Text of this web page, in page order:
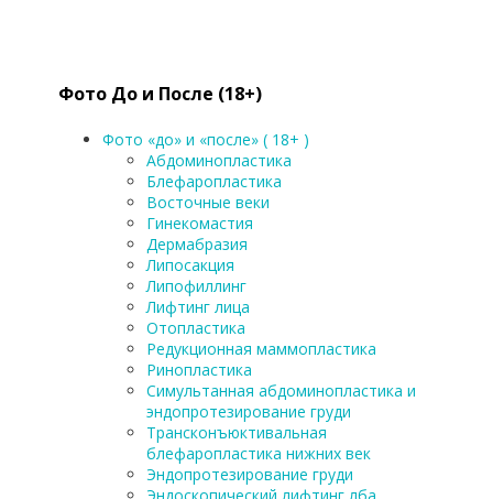
Фото До и После (18+)
Фото «до» и «после» ( 18+ )
Абдоминопластика
Блефаропластика
Восточные веки
Гинекомастия
Дермабразия
Липосакция
Липофиллинг
Лифтинг лица
Отопластика
Редукционная маммопластика
Ринопластика
Симультанная абдоминопластика и
эндопротезирование груди
Трансконъюктивальная
блефаропластика нижних век
Эндопротезирование груди